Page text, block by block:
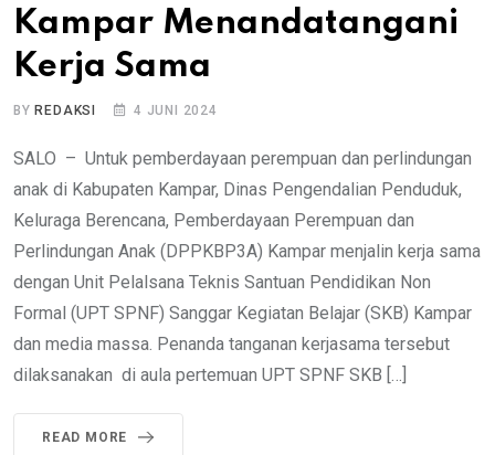
Kampar Menandatangani
Kerja Sama
BY REDAKSI 4 JUNI 2024
SALO – Untuk pemberdayaan perempuan dan perlindungan
anak di Kabupaten Kampar, Dinas Pengendalian Penduduk,
Keluraga Berencana, Pemberdayaan Perempuan dan
Perlindungan Anak (DPPKBP3A) Kampar menjalin kerja sama
dengan Unit Pelalsana Teknis Santuan Pendidikan Non
Formal (UPT SPNF) Sanggar Kegiatan Belajar (SKB) Kampar
dan media massa. Penanda tanganan kerjasama tersebut
dilaksanakan di aula pertemuan UPT SPNF SKB […]
READ MORE